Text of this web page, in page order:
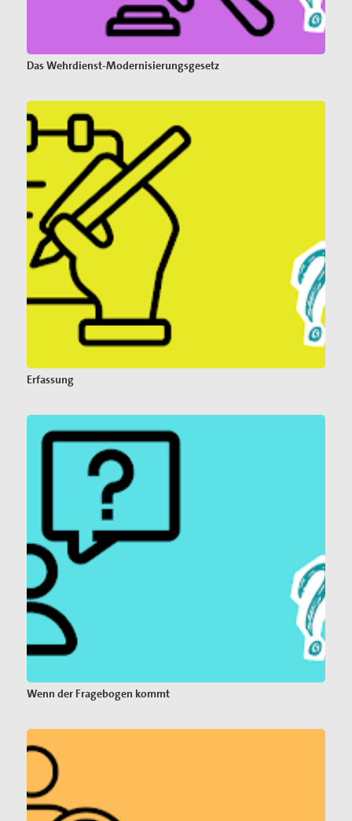
Das Wehrdienst-Modernisierungsgesetz
Erfassung
Wenn der Fragebogen kommt